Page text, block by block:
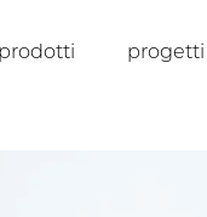
prodotti progetti